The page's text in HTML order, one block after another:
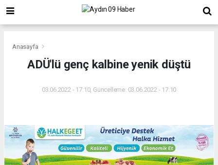
Anasayfa
ADÜ'lü genç kalbine yenik düştü
03.06.2022 - 17:10, Güncelleme: 03.06.2022 - 17:10